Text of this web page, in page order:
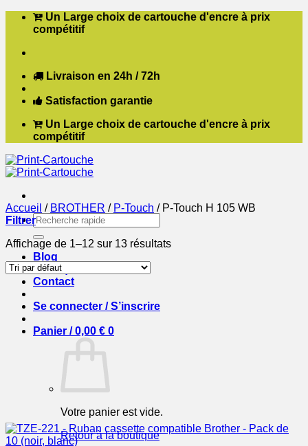
Passer Un Large choix de cartouche d'encre à prix
compétitif
Livraison en 24h / 72h
Satisfaction garantie
Un Large choix de cartouche d'encre à prix
compétitif
Recherche
pour :
Blog
Boutique
Contact
Se connecter / S’inscrire
Panier /0,00 € 0
Votre panier est vide.
Retour à la boutique
Accueil / BROTHER / P-Touch /P-Touch H 105 WB
Filtrer
Affichage de 1–12 sur 13 résultats